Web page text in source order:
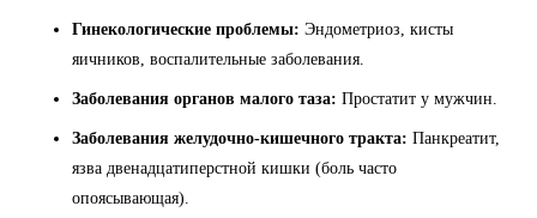
Гинекологические проблемы: Эндометриоз, кисты
яичников, воспалительные заболевания.
Заболевания органов малого таза:Простатит у мужчин.
Заболевания желудочно-кишечного тракта: Панкреатит,
язва двенадцатиперстной кишки (боль часто
опоясывающая).